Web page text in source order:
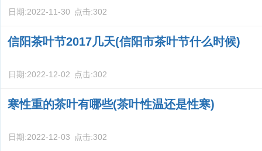
日期:2022-11-30 点击:302
信阳茶叶节2017几天(信阳市茶叶节什么时候)
日期:2022-12-02 点击:302
寒性重的茶叶有哪些(茶叶性温还是性寒)
日期:2022-12-03 点击:302